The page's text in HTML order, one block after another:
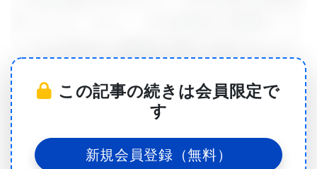
よくあるのだ。この研究者らは、この事実を利用す
るために、CRISPR遺伝子編集ツールを採用した。
「健全な変異体は、変異体DNAを切断した後、細胞
の修復機構によって欠陥のある変異を修正するため
この記事の続きは会員限定で
す
新規会員登録（無料）